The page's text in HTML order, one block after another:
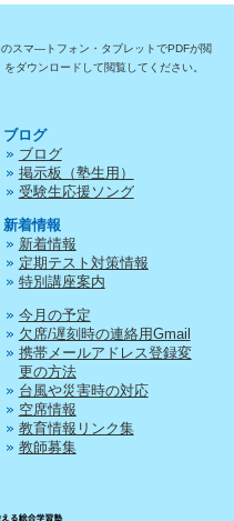
スマ―トフォン・タブレットでPDFが閲
ダウンロードして閲覧してください。
ブログ
ブログ
掲示板（塾生用）
受験生応援ソング
新着情報
新着情報
定期テスト対策情報
特別講座案内
今月の予定
欠席/遅刻時の連絡用Gmail
携帯メールアドレス登録変
更の方法
台風や災害時の対応
空席情報
教育情報リンク集
教師募集